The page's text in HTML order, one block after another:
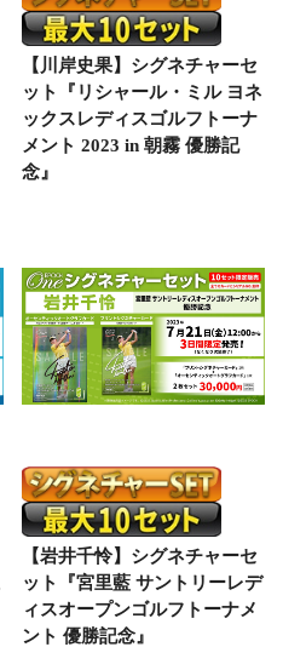
【川岸史果】シグネチャーセ
ット『リシャール・ミル ヨネ
ックスレディスゴルフトーナ
メント 2023 in 朝霧 優勝記
念』
【岩井千怜】シグネチャーセ
ット『宮里藍 サントリーレデ
ィスオープンゴルフトーナメ
ント 優勝記念』